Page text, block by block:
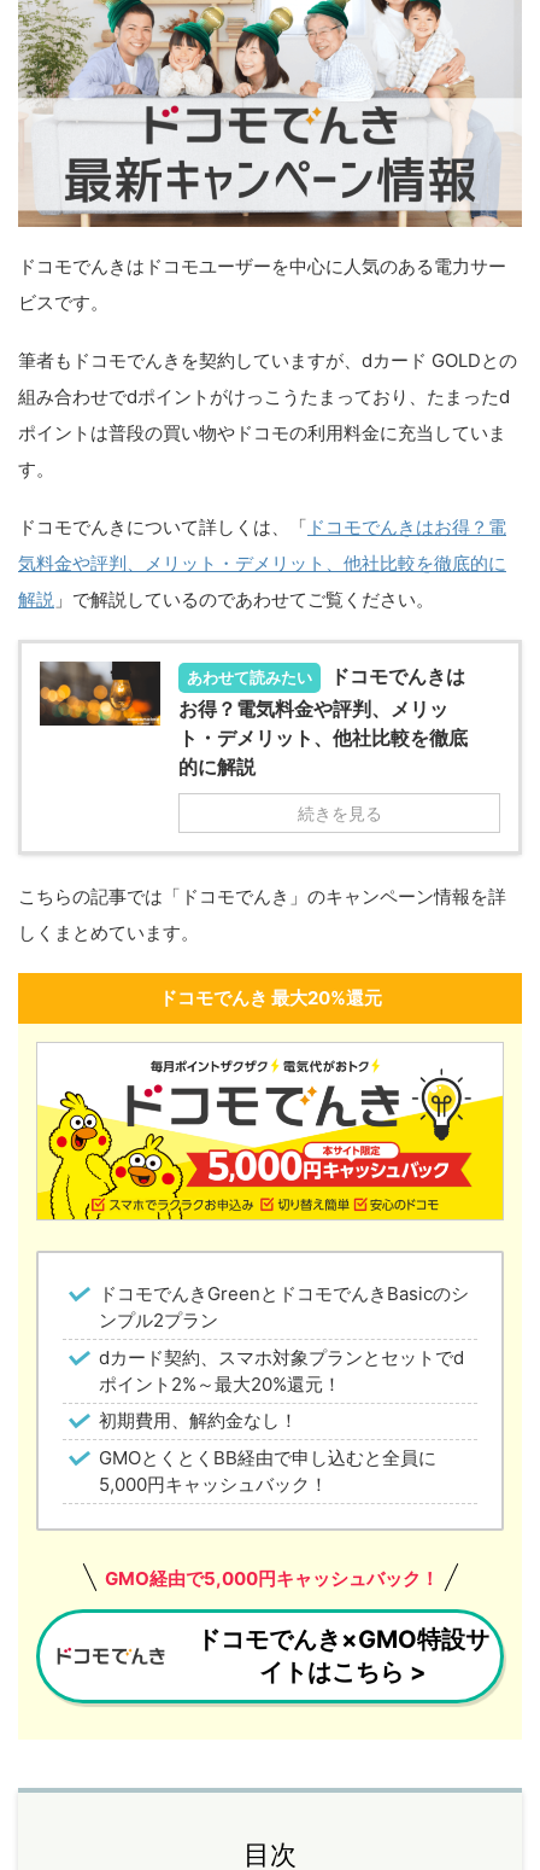
ドコモでんきはドコモユーザーを中心に人気のある電力サー
ビスです。
筆者もドコモでんきを契約していますが、dカード GOLDとの
組み合わせでdポイントがけっこうたまっており、たまったd
ポイントは普段の買い物やドコモの利用料金に充当していま
す。
ドコモでんきについて詳しくは、「 ドコモでんきはお得？電
気料金や評判、メリット・デメリット、他社比較を徹底的に
解説 」で解説しているのであわせてご覧ください。
あわせて読みたい
ドコモでんきは
お得？電気料金や評判、メリッ
ト・デメリット、他社比較を徹底
的に解説
続きを見る
こちらの記事では「ドコモでんき」のキャンペーン情報を詳
しくまとめています。
ドコモでんき 最大20%還元
ドコモでんきGreenとドコモでんきBasicのシ
ンプル2プラン
dカード契約、スマホ対象プランとセットでd
ポイント2%～最大20%還元！
初期費用、解約金なし！
GMOとくとくBB経由で申し込むと全員に
5,000円キャッシュバック！
GMO経由で5,000円キャッシュバック！
ドコモでんき×GMO特設サ
イトはこちら >
目次